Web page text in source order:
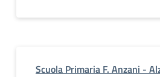
Scuola Primaria F. Anzani -